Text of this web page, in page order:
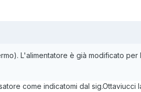
L'alimentatore è già modificato
come indicatomi dal